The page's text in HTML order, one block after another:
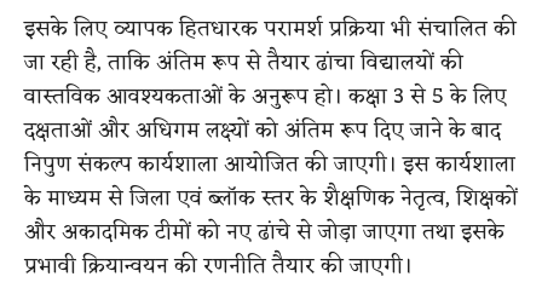
इसके लिए व्यापक हितधारक परामर्श प्रक्रिया भी संचालित की
जा रही है, ताकि अंतिम रूप से तैयार ढांचा विद्यालयों की
वास्तविक आवश्यकताओं के अनुरूप हो। कक्षा 3 से 5 के लिए
दक्षताओं और अधिगम लक्ष्यों को अंतिम रूप दिए जाने के बाद
निपुण संकल्प कार्यशाला आयोजित की जाएगी। इस कार्यशाला
के माध्यम से जिला एवं ब्लॉक स्तर के शैक्षणिक नेतृत्व, शिक्षकों
और अकादमिक टीमों को नए ढांचे से जोड़ा जाएगा तथा इसके
प्रभावी क्रियान्वयन की रणनीति तैयार की जाएगी।